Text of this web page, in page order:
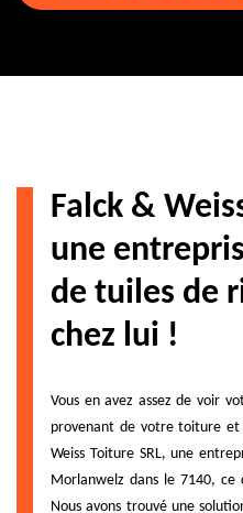
Falck &
une
de tuiles de
chez lui !
Vous en avez assez de voir
provenant de votre toiture et
Weiss Toiture SRL, une
Morlanwelz dans le 7140,
Nous avons trouvé une